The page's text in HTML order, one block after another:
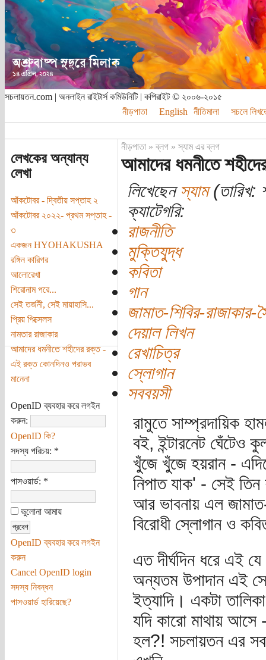
সচলায়তন.com | অনলাইন রাইটার্স কমিউনিটি | কপিরাইট © ২০০৬-২০১৫
নীড়পাতা
English নীতিমালা সচলে
লেখকের অন্যান্য
লেখা
আঁকটোবর - দ্বিতীয় সপ্তাহ ২
আঁকটোবর ২০২২- প্রথম সপ্তাহ -
৩
একজন HYOHAKUSHA
রঙ্গিন কারিগর
আলোরেখা
শিরোনাম পরে...
সেই তর্জনী, সেই মায়াহাসি...
প্রিয় পিক্সেলস
নামতার রাজাকার
আমাদের ধমনীতে শহীদের রক্ত -
এই রক্ত কোনদিনও পরাভব
মানেনা
OpenID ব্যবহার করে লগইন
করুন:
OpenID কি?
সদস্য পরিচয়: *
পাসওয়ার্ড: *
ভুলোনা আমায়
OpenID ব্যবহার করে লগইন
করুন
Cancel OpenID login
সদস্য নিবন্ধন
পাসওয়ার্ড হারিয়েছে?
নীড়পাতা»ব্লগ»স্যাম এর ব্লগ
আমাদের ধমনীতে
লিখেছেনস্যাম(তারিখ:
ক্যাটেগরি:
রাজনীতি
মুক্তিযুদ্ধ
কবিতা
গান
জামাত-শিবির-রাজাকার-
দেয়াল লিখন
রেখাচিত্র
স্লোগান
সববয়সী
রামুতে সাম্প্রদায়িক
বই, ইন্টারনেট ঘেঁটেও
খুঁজে খুঁজে হয়রান -
নিপাত যাক' - সেই
আর ভাবনায় এল জামাত-
বিরোধী স্লোগান ও
এত দীর্ঘদিন ধরে এই
অন্যতম উপাদান এই
ইত্যাদি। একটা
যদি কারো মাথায়
হল?! সচলায়তন এর